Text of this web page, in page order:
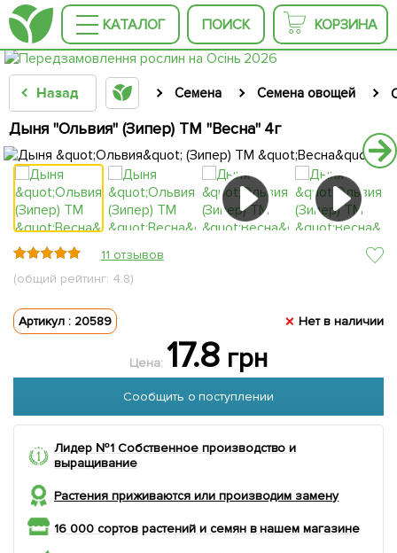
КАТАЛОГ ПОИСК КОРЗИНА
Назад Семена Семена овощей
Дыня "Ольвия" (Зипер) ТМ "Весна" 4г
11 отзывов
(общий рейтинг: 4.8)
Артикул : 20589 Нет в наличии
Цена: 17.8грн
Сообщить о поступлении
Лидер №1 Собственное производство и
выращивание
Растения приживаются или производим замену
16 000 сортов растений и семян в нашем магазине